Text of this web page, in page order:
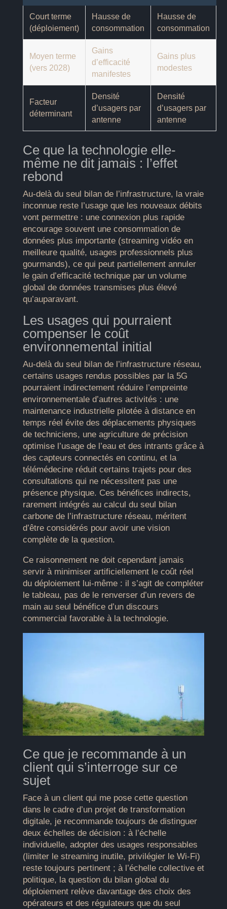
Court terme
(déploiement)
Hausse de
consommation
Hausse de
consommation
Moyen terme
(vers 2028)
Gains
d’efficacité
manifestes
Gains plus
modestes
Facteur
déterminant
Densité
d’usagers par
antenne
Densité
d’usagers par
antenne
Ce que la technologie elle-
même ne dit jamais : l’effet
rebond
Au-delà du seul bilan de l’infrastructure, la vraie
inconnue reste l’usage que les nouveaux débits
vont permettre : une connexion plus rapide
encourage souvent une consommation de
données plus importante (streaming vidéo en
meilleure qualité, usages professionnels plus
gourmands), ce qui peut partiellement annuler
le gain d’efficacité technique par un volume
global de données transmises plus élevé
qu’auparavant.
Les usages qui pourraient
compenser le coût
environnemental initial
Au-delà du seul bilan de l’infrastructure réseau,
certains usages rendus possibles par la 5G
pourraient indirectement réduire l’empreinte
environnementale d’autres activités : une
maintenance industrielle pilotée à distance en
temps réel évite des déplacements physiques
de techniciens, une agriculture de précision
optimise l’usage de l’eau et des intrants grâce à
des capteurs connectés en continu, et la
télémédecine réduit certains trajets pour des
consultations qui ne nécessitent pas une
présence physique. Ces bénéfices indirects,
rarement intégrés au calcul du seul bilan
carbone de l’infrastructure réseau, méritent
d’être considérés pour avoir une vision
complète de la question.
Ce raisonnement ne doit cependant jamais
servir à minimiser artificiellement le coût réel
du déploiement lui-même : il s’agit de compléter
le tableau, pas de le renverser d’un revers de
main au seul bénéfice d’un discours
commercial favorable à la technologie.
Ce que je recommande à un
client qui s’interroge sur ce
sujet
Face à un client qui me pose cette question
dans le cadre d’un projet de transformation
digitale, je recommande toujours de distinguer
deux échelles de décision : à l’échelle
individuelle, adopter des usages responsables
(limiter le streaming inutile, privilégier le Wi-Fi)
reste toujours pertinent ; à l’échelle collective et
politique, la question du bilan global du
déploiement relève davantage des choix des
opérateurs et des régulateurs que du seul